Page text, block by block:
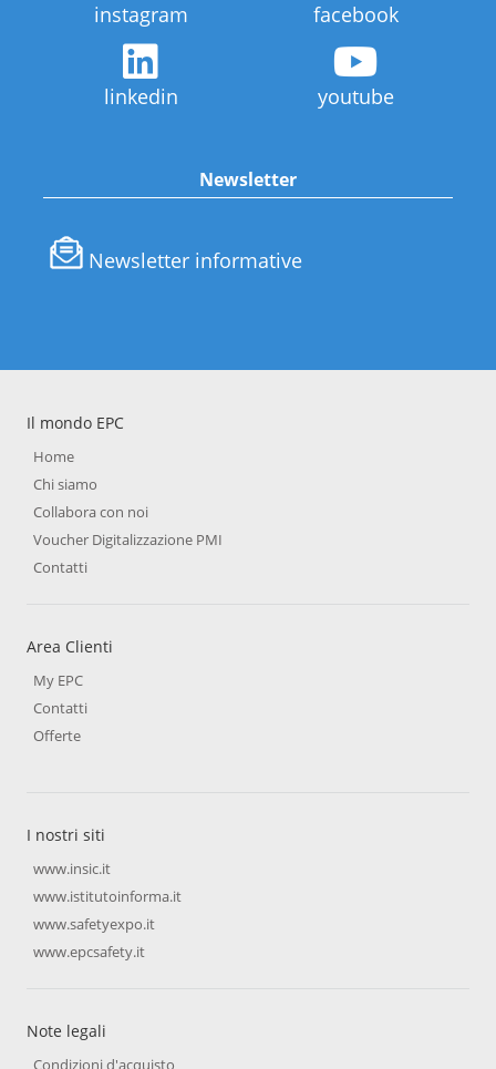
instagram facebook
linkedin youtube
Newsletter
Newsletter informative
Il mondo EPC
Home
Chi siamo
Collabora con noi
Voucher Digitalizzazione PMI
Contatti
Area Clienti
My EPC
Contatti
Offerte
I nostri siti
www.insic.it
www.istitutoinforma.it
www.safetyexpo.it
www.epcsafety.it
Note legali
Condizioni d'acquisto